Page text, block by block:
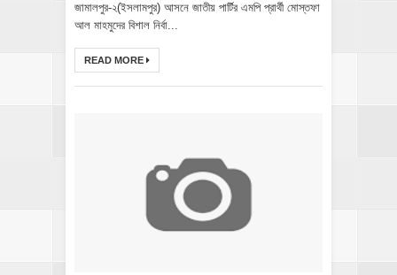
জামালপুর-২(ইসলামপুর) আসনে জাতীয় পার্টির এমপি প্রার্থী মোস্তফা
আল মাহমুদের বিশাল নির্বা...
READ MORE